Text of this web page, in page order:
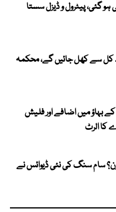
گئی، پیٹرول و ڈیزل سستا
کل سے کھل جائیں گے، محکمہ
بہاؤ میں اضافے اور فلیش
کا الرٹ
سام سنگ کی نئی ڈیوائس نے